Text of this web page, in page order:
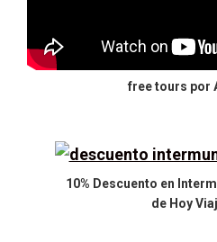
free tours por
10% Descuento en
de Hoy